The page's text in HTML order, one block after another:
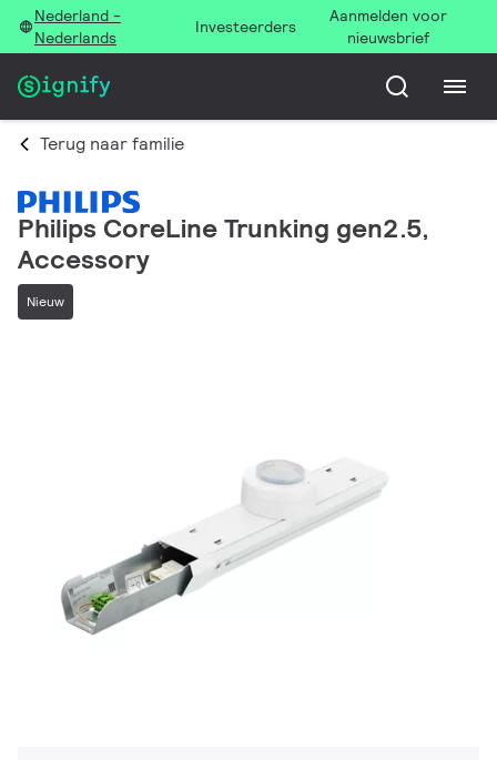
Nederland -
Nederlands
Investeerders
Aanmelden voor
nieuwsbrief
Terug naar familie
Philips CoreLine Trunking gen2.5,
Accessory
Nieuw